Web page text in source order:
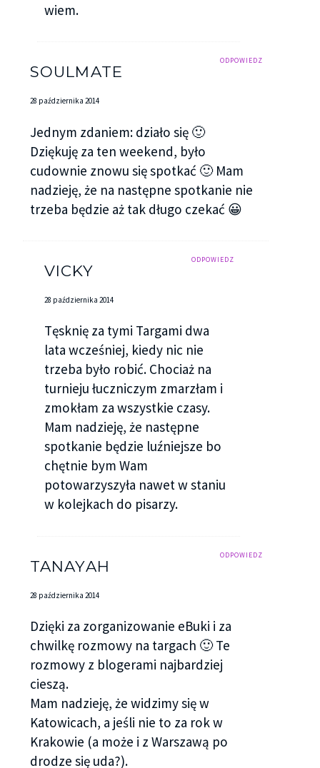
wiem.
ODPOWIEDZ
SOULMATE
28 października 2014
Jednym zdaniem: działo się 🙂
Dziękuję za ten weekend, było
cudownie znowu się spotkać 🙂 Mam
nadzieję, że na następne spotkanie nie
trzeba będzie aż tak długo czekać 😀
ODPOWIEDZ
VICKY
28 października 2014
Tęsknię za tymi Targami dwa
lata wcześniej, kiedy nic nie
trzeba było robić. Chociaż na
turnieju łuczniczym zmarzłam i
zmokłam za wszystkie czasy.
Mam nadzieję, że następne
spotkanie będzie luźniejsze bo
chętnie bym Wam
potowarzyszyła nawet w staniu
w kolejkach do pisarzy.
ODPOWIEDZ
TANAYAH
28 października 2014
Dzięki za zorganizowanie eBuki i za
chwilkę rozmowy na targach 🙂 Te
rozmowy z blogerami najbardziej
cieszą.
Mam nadzieję, że widzimy się w
Katowicach, a jeśli nie to za rok w
Krakowie (a może i z Warszawą po
drodze się uda?).